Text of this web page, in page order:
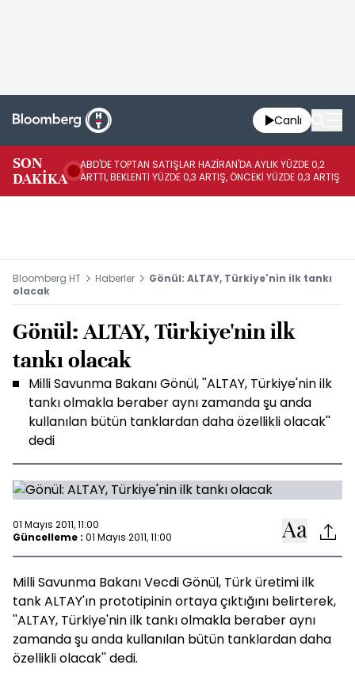
Canlı
SON
DAKİKA
ABD'DE TOPTAN SATIŞLAR HAZİRAN'DA AYLIK YÜZDE 0,2
ARTTI, BEKLENTİ YÜZDE 0,3 ARTIŞ, ÖNCEKİ YÜZDE 0,3 ARTIŞ
Bloomberg HT Haberler
Gönül: ALTAY, Türkiye'nin ilk tankı
olacak
Gönül: ALTAY, Türkiye'nin ilk
tankı olacak
Milli Savunma Bakanı Gönül, ''ALTAY, Türkiye'nin ilk
tankı olmakla beraber aynı zamanda şu anda
kullanılan bütün tanklardan daha özellikli olacak''
dedi
01 Mayıs 2011, 11:00
Güncelleme : 01 Mayıs 2011, 11:00
Milli Savunma Bakanı Vecdi Gönül, Türk üretimi ilk
tank ALTAY'ın prototipinin ortaya çıktığını belirterek,
''ALTAY, Türkiye'nin ilk tankı olmakla beraber aynı
zamanda şu anda kullanılan bütün tanklardan daha
özellikli olacak'' dedi.